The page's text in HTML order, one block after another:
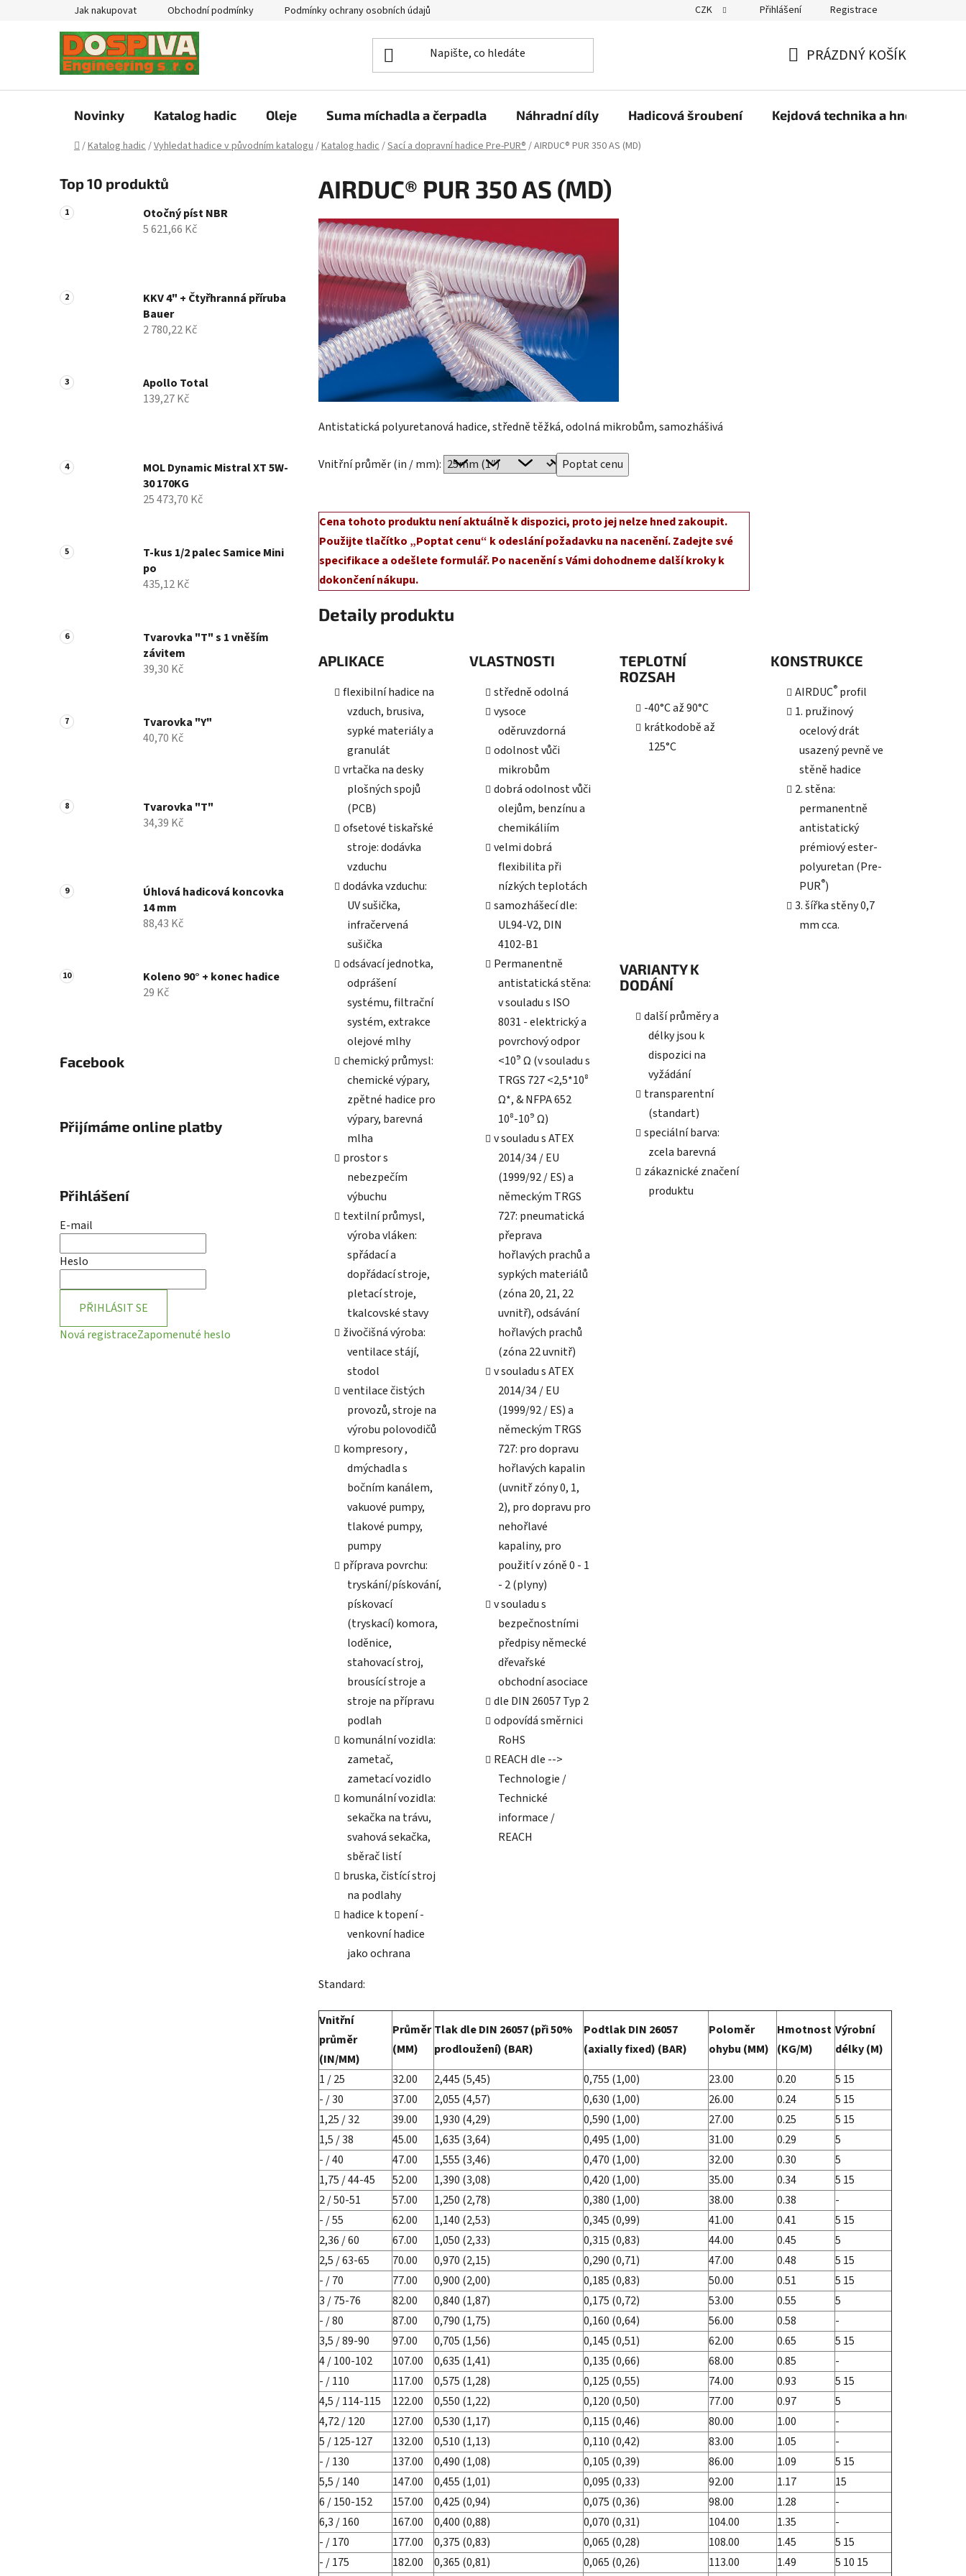
Jak nakupovat Obchodní podmínky Podmínky ochrany osobních údajů CZK Přihlášení Registrace
KOŠÍK
PRÁZDNÝ KOŠÍK
Novinky Katalog hadic Oleje Suma míchadla a čerpadla Náhradní díly Hadicová šroubení Kejdová technika a hnojiva
Domů
/Katalog hadic/Vyhledat hadice v původním katalogu/Katalog hadic/Sací a dopravní hadice Pre-PUR®/AIRDUC® PUR 350 AS (MD)
o
s
t
n
n
e
Top 10 produktů
Otočný píst NBR
5 621,66 Kč
KKV 4" + Čtyřhranná příruba
Bauer
2 780,22 Kč
Apollo Total
139,27 Kč
MOL Dynamic Mistral XT 5W-
30 170KG
25 473,70 Kč
T-kus 1/2 palec Samice Mini
po
435,12 Kč
Tvarovka "T" s 1 vněším
závitem
39,30 Kč
Tvarovka "Y"
40,70 Kč
Tvarovka "T"
34,39 Kč
Úhlová hadicová koncovka
14 mm
88,43 Kč
Koleno 90° + konec hadice
29 Kč
Facebook
Přijímáme online platby
Přihlášení
E-mail
Heslo
PŘIHLÁSIT SE
Nová registraceZapomenuté heslo
AIRDUC® PUR 350 AS (MD)
Antistatická polyuretanová hadice, středně těžká, odolná mikrobům, samozhášivá
Vnitřní průměr (in / mm):
Cena tohoto produktu není aktuálně k dispozici, proto jej nelze hned zakoupit.
Použijte tlačítko „Poptat cenu“ k odeslání požadavku na nacenění. Zadejte své
specifikace a odešlete formulář. Po nacenění s Vámi dohodneme další kroky k
dokončení nákupu.
Detaily produktu
APLIKACE
flexibilní hadice na
vzduch, brusiva,
sypké materiály a
granulát
vrtačka na desky
plošných spojů
(PCB)
ofsetové tiskařské
stroje: dodávka
vzduchu
dodávka vzduchu:
UV sušička,
infračervená
sušička
odsávací jednotka,
odprášení
systému, filtrační
systém, extrakce
olejové mlhy
chemický průmysl:
chemické výpary,
zpětné hadice pro
výpary, barevná
mlha
prostor s
nebezpečím
výbuchu
textilní průmysl,
výroba vláken:
spřádací a
dopřádací stroje,
pletací stroje,
tkalcovské stavy
živočišná výroba:
ventilace stájí,
stodol
ventilace čistých
provozů, stroje na
výrobu polovodičů
kompresory ,
dmýchadla s
bočním kanálem,
vakuové pumpy,
tlakové pumpy,
pumpy
příprava povrchu:
tryskání/pískování,
pískovací
(tryskací) komora,
loděnice,
stahovací stroj,
brousící stroje a
stroje na přípravu
podlah
komunální vozidla:
zametač,
zametací vozidlo
komunální vozidla:
sekačka na trávu,
svahová sekačka,
sběrač listí
bruska, čistící stroj
na podlahy
hadice k topení -
venkovní hadice
jako ochrana
VLASTNOSTI
středně odolná
vysoce
oděruvzdorná
odolnost vůči
mikrobům
dobrá odolnost vůči
olejům, benzínu a
chemikáliím
velmi dobrá
flexibilita při
nízkých teplotách
samozhášecí dle:
UL94-V2, DIN
4102-B1
Permanentně
antistatická stěna:
v souladu s ISO
8031 - elektrický a
povrchový odpor
<10⁹ Ω (v souladu s
TRGS 727 <2,5*10⁸
Ω*, & NFPA 652
10⁸-10⁹ Ω)
v souladu s ATEX
2014/34 / EU
(1999/92 / ES) a
německým TRGS
727: pneumatická
přeprava
hořlavých prachů a
sypkých materiálů
(zóna 20, 21, 22
uvnitř), odsávání
hořlavých prachů
(zóna 22 uvnitř)
v souladu s ATEX
2014/34 / EU
(1999/92 / ES) a
německým TRGS
727: pro dopravu
hořlavých kapalin
(uvnitř zóny 0, 1,
2), pro dopravu pro
nehořlavé
kapaliny, pro
použití v zóně 0 - 1
- 2 (plyny)
v souladu s
bezpečnostními
předpisy německé
dřevařské
obchodní asociace
dle DIN 26057 Typ 2
odpovídá směrnici
RoHS
REACH dle -->
Technologie /
Technické
informace /
REACH
TEPLOTNÍ
ROZSAH
-40°C až 90°C
krátkodobě až
125°C
KONSTRUKCE
AIRDUC® profil
1. pružinový
ocelový drát
usazený pevně ve
stěně hadice
2. stěna:
permanentně
antistatický
prémiový ester-
polyuretan (Pre-
PUR®)
3. šířka stěny 0,7
mm cca.
VARIANTY K
DODÁNÍ
další průměry a
délky jsou k
dispozici na
vyžádání
transparentní
(standart)
speciální barva:
zcela barevná
zákaznické značení
produktu
Standard:
Vnitřní
průměr
(IN/MM)
Průměr
(MM)
Tlak dle DIN 26057 (při 50%
prodloužení) (BAR)
Podtlak DIN 26057
(axially fixed) (BAR)
Poloměr
ohybu (MM)
Hmotnost
(KG/M)
Výrobní
délky (M)
1 / 25
32.00 2,445 (5,45) 0,755 (1,00) 23.00 0.20
5 15
- / 30
37.00 2,055 (4,57) 0,630 (1,00) 26.00 0.24
5 15
1,25 / 32
39.00 1,930 (4,29) 0,590 (1,00) 27.00 0.25
5 15
1,5 / 38
45.00 1,635 (3,64) 0,495 (1,00) 31.00 0.29
5
- / 40
47.00 1,555 (3,46) 0,470 (1,00) 32.00 0.30
5
1,75 / 44-45
52.00 1,390 (3,08) 0,420 (1,00) 35.00 0.34
5 15
2 / 50-51
57.00 1,250 (2,78) 0,380 (1,00) 38.00 0.38
-
- / 55
62.00 1,140 (2,53) 0,345 (0,99) 41.00 0.41
5 15
2,36 / 60
67.00 1,050 (2,33) 0,315 (0,83) 44.00 0.45
5
2,5 / 63-65
70.00 0,970 (2,15) 0,290 (0,71) 47.00 0.48
5 15
- / 70
77.00 0,900 (2,00) 0,185 (0,83) 50.00 0.51
5 15
3 / 75-76
82.00 0,840 (1,87) 0,175 (0,72) 53.00 0.55
5
- / 80
87.00 0,790 (1,75) 0,160 (0,64) 56.00 0.58
-
3,5 / 89-90
97.00 0,705 (1,56) 0,145 (0,51) 62.00 0.65
5 15
4 / 100-102
107.00 0,635 (1,41) 0,135 (0,66) 68.00 0.85
-
- / 110
117.00 0,575 (1,28) 0,125 (0,55) 74.00 0.93
5 15
4,5 / 114-115
122.00 0,550 (1,22) 0,120 (0,50) 77.00 0.97
5
4,72 / 120
127.00 0,530 (1,17) 0,115 (0,46) 80.00 1.00
-
5 / 125-127
132.00 0,510 (1,13) 0,110 (0,42) 83.00 1.05
-
- / 130
137.00 0,490 (1,08) 0,105 (0,39) 86.00 1.09
5 15
5,5 / 140
147.00 0,455 (1,01) 0,095 (0,33) 92.00 1.17
15
6 / 150-152
157.00 0,425 (0,94) 0,075 (0,36) 98.00 1.28
-
6,3 / 160
167.00 0,400 (0,88) 0,070 (0,31) 104.00 1.35
-
- / 170
177.00 0,375 (0,83) 0,065 (0,28) 108.00 1.45
5 15
- / 175
182.00 0,365 (0,81) 0,065 (0,26) 113.00 1.49
5 10 15